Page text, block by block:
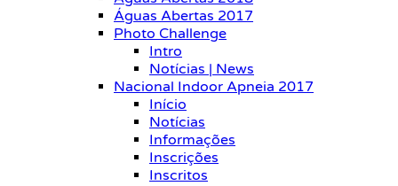
Águas Abertas 2017
Photo Challenge
Intro
Notícias | News
Nacional Indoor Apneia 2017
Início
Notícias
Informações
Inscrições
Inscritos